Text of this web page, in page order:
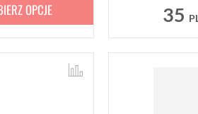
OPCJE 35